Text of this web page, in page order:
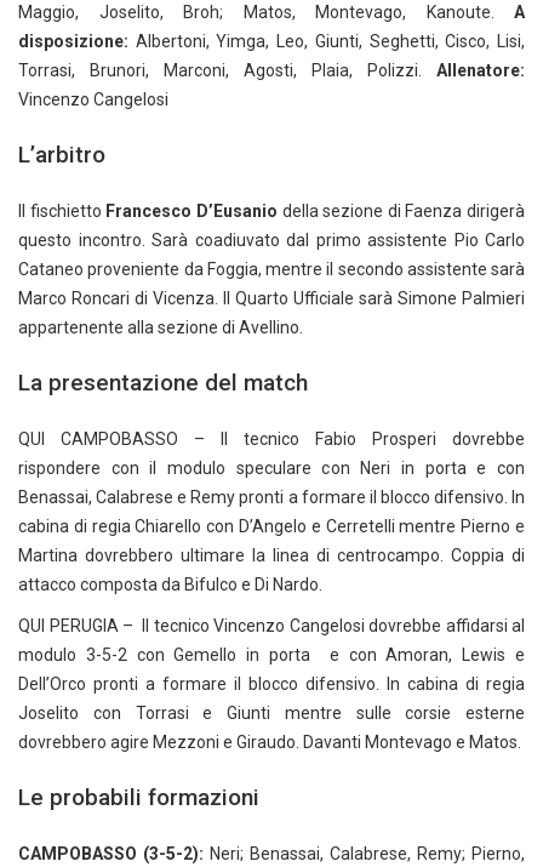
Maggio, Joselito, Broh; Matos, Montevago, Kanoute. A
disposizione: Albertoni, Yimga, Leo, Giunti, Seghetti, Cisco, Lisi,
Torrasi, Brunori, Marconi, Agosti, Plaia, Polizzi. Allenatore:
Vincenzo Cangelosi
L’arbitro
Il fischietto Francesco D’Eusanio della sezione di Faenza dirigerà
questo incontro. Sarà coadiuvato dal primo assistente Pio Carlo
Cataneo proveniente da Foggia, mentre il secondo assistente sarà
Marco Roncari di Vicenza. Il Quarto Ufficiale sarà Simone Palmieri
appartenente alla sezione di Avellino.
La presentazione del match
QUI CAMPOBASSO – Il tecnico Fabio Prosperi dovrebbe
rispondere con il modulo speculare con Neri in porta e con
Benassai, Calabrese e Remy pronti a formare il blocco difensivo. In
cabina di regia Chiarello con D’Angelo e Cerretelli mentre Pierno e
Martina dovrebbero ultimare la linea di centrocampo. Coppia di
attacco composta da Bifulco e Di Nardo.
QUI PERUGIA – Il tecnico Vincenzo Cangelosi dovrebbe affidarsi al
modulo 3-5-2 con Gemello in porta e con Amoran, Lewis e
Dell’Orco pronti a formare il blocco difensivo. In cabina di regia
Joselito con Torrasi e Giunti mentre sulle corsie esterne
dovrebbero agire Mezzoni e Giraudo. Davanti Montevago e Matos.
Le probabili formazioni
CAMPOBASSO (3-5-2): Neri; Benassai, Calabrese, Remy; Pierno,